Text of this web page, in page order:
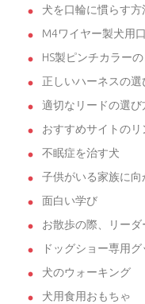
犬を口輪に慣らす方
M4ワイヤー製犬用
HS製ピンチカラー
正しいハーネスの選
適切なリードの選び
おすすめサイトのリ
不眠症を治す犬
子供がいる家族に
面白い学び
お散歩の際、リー
ドッグショー専用グ
犬のウォーキング
犬用食用おもちゃ